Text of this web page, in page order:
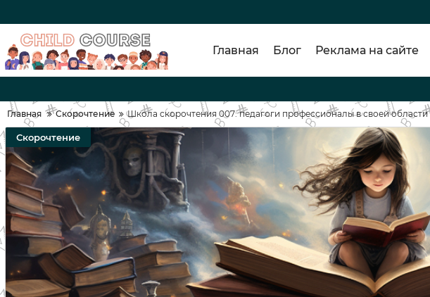
Главная Блог Реклама на сайте
Главная Скорочтение Школа скорочтения 007: педагоги профессионалы в своей области
Скорочтение